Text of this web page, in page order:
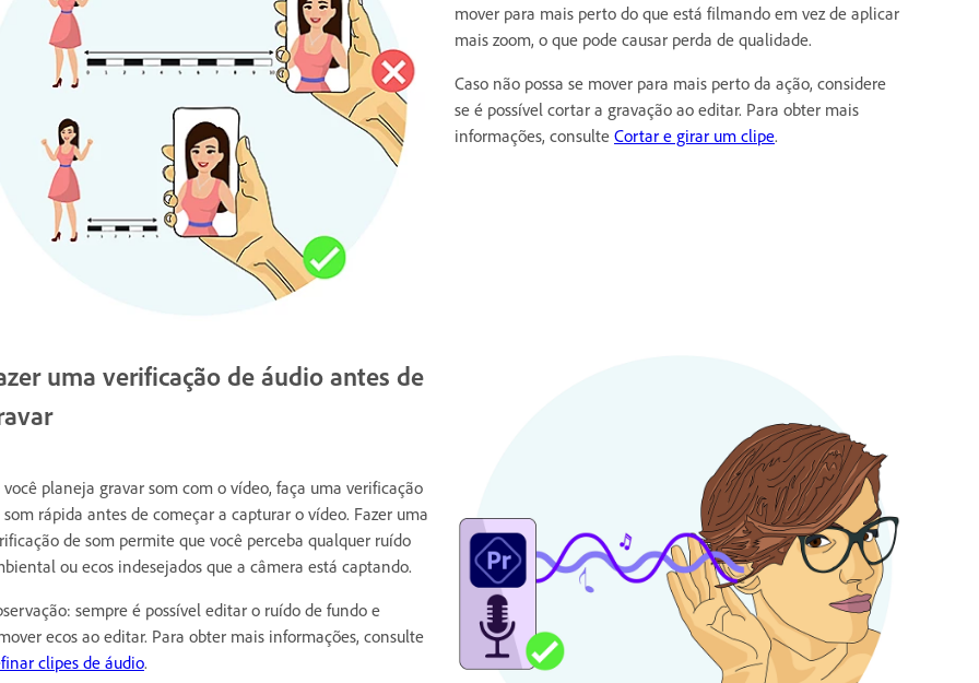
mover para mais perto do que está filmando em vez de aplicar
mais zoom, o que pode causar perda de qualidade.
Caso não possa se mover para mais perto da ação, considere
se é possível cortar a gravação ao editar. Para obter mais
informações, consulte Cortar e girar um clipe.
uma verificação de áudio antes de
você planeja gravar som com o vídeo, faça uma verificação
som rápida antes de começar a capturar o vídeo. Fazer uma
de som permite que você perceba qualquer ruído
ou ecos indesejados que a câmera está captando.
sempre é possível editar o ruído de fundo e
ecos ao editar. Para obter mais informações, consulte
clipes de áudio.